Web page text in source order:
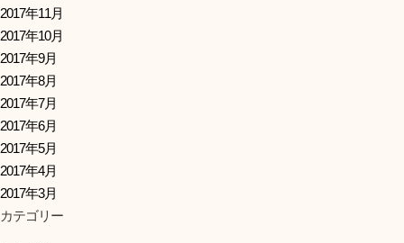
2017年11月
2017年10月
2017年9月
2017年8月
2017年7月
2017年6月
2017年5月
2017年4月
2017年3月
カテゴリー